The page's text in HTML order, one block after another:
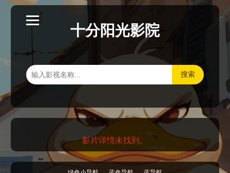
十分阳光影院
搜索
影片详情未找到。